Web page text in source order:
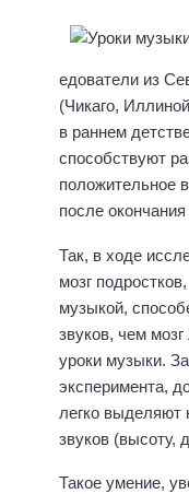
едователи из
(Чикаго,
в раннем
способствуют
положительное
после окончания
Так, в ходе
мозг
музыкой,
звуков, чем
уроки музыки.
эксперимента,
легко
звуков (высоту,
Такое умение,